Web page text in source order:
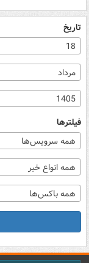
تاریخ
18
مرداد
1405
فیلترها
همه سرویس‌ها
همه انواع خبر
همه باکس‌ها